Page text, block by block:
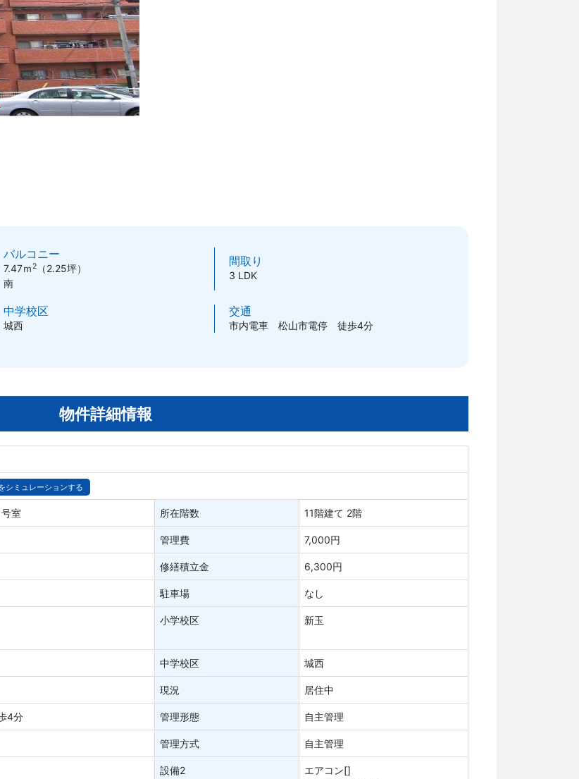
バルコニー
7.47ｍ2
（2.25坪）
南
間取り
3 LDK
中学校区
城西
交通
市内電車 松山市電停 徒歩4分
物件詳細情報
シミュレーションする
室 所在階数 11階建て 2階
管理費 7,000円
修繕積立金 6,300円
駐車場 なし
小学校区 新玉
中学校区 城西
現況 居住中
4分 管理形態 自主管理
管理方式 自主管理
設備2
エアコン[]